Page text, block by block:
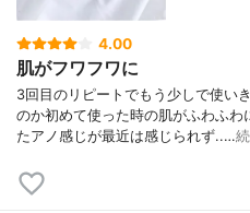
4.00
肌がフワフワに
3回目のリピートでもう少しで使い
のか初めて使った時の肌がふわふ
たアノ感じが最近は感じられず..…